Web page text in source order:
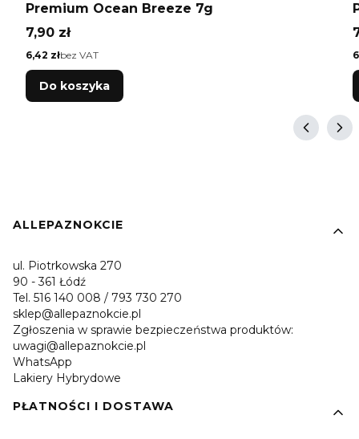
Premium Ocean Breeze 7g
Cena
7,90 zł
Cena
6,42 złbez VAT
Do koszyka
Linki w stopce
ALLEPAZNOKCIE
ul. Piotrkowska 270
90 - 361 Łódź
Tel. 516 140 008 / 793 730 270
sklep@allepaznokcie.pl
Zgłoszenia w sprawie bezpieczeństwa produktów:
uwagi@allepaznokcie.pl
WhatsApp
Lakiery Hybrydowe
PŁATNOŚCI I DOSTAWA